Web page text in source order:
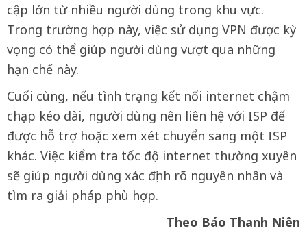
cập lớn từ nhiều người dùng trong khu vực.
Trong trường hợp này, việc sử dụng VPN được kỳ
vọng có thể giúp người dùng vượt qua những
hạn chế này.
Cuối cùng, nếu tình trạng kết nối internet chậm
chạp kéo dài, người dùng nên liên hệ với ISP để
được hỗ trợ hoặc xem xét chuyển sang một ISP
khác. Việc kiểm tra tốc độ internet thường xuyên
sẽ giúp người dùng xác định rõ nguyên nhân và
tìm ra giải pháp phù hợp.
Theo Báo Thanh Niên